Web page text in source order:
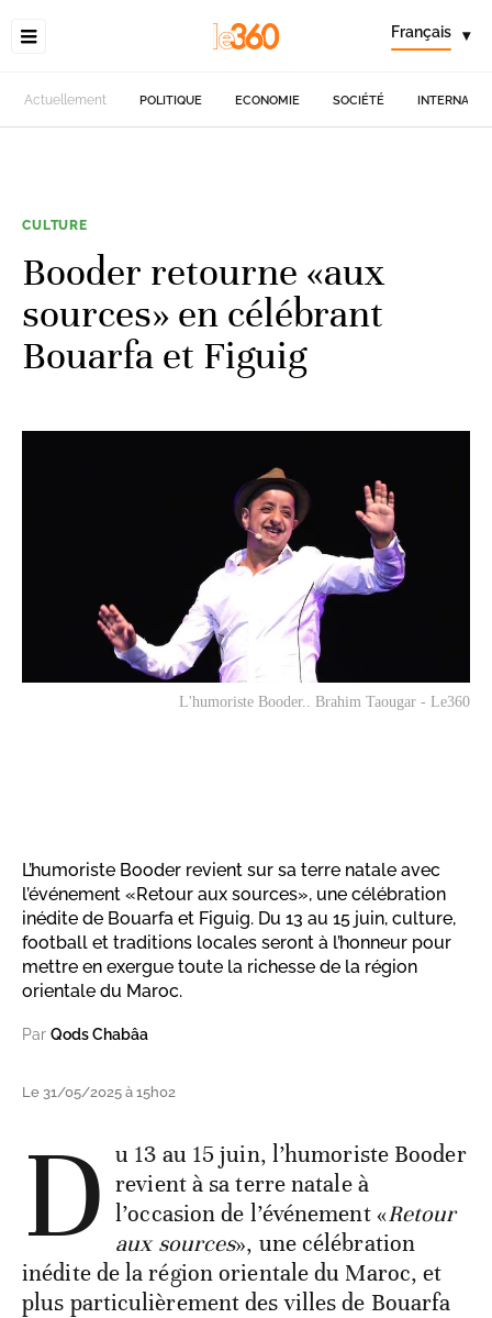
Français ▾
Actuellement POLITIQUE ECONOMIE SOCIÉTÉ
CULTURE
Booder retourne «aux
sources» en célébrant
Bouarfa et Figuig
L'humoriste Booder.. Brahim Taougar - Le360
L’humoriste Booder revient sur sa terre natale avec
l’événement «Retour aux sources», une célébration
inédite de Bouarfa et Figuig. Du 13 au 15 juin, culture,
football et traditions locales seront à l’honneur pour
mettre en exergue toute la richesse de la région
orientale du Maroc.
Par Qods Chabâa
Le 31/05/2025 à 15h02
D u 13 au 15 juin, l’humoriste Booder
revient à sa terre natale à
l’occasion de l’événement «Retour
aux sources», une célébration
inédite de la région orientale du Maroc, et
plus particulièrement des villes de Bouarfa